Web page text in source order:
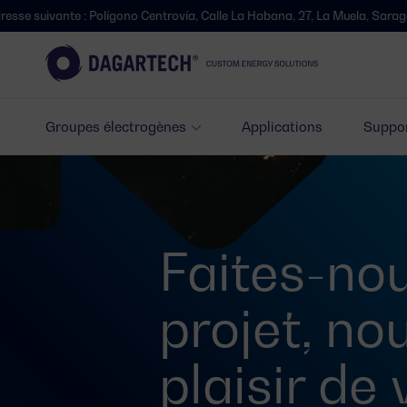
Groupes électrogènes Applications
: Polígono Centrovía, Calle La Habana, 27, La Muela, Saragosse.
Faites-
projet,
plaisir de